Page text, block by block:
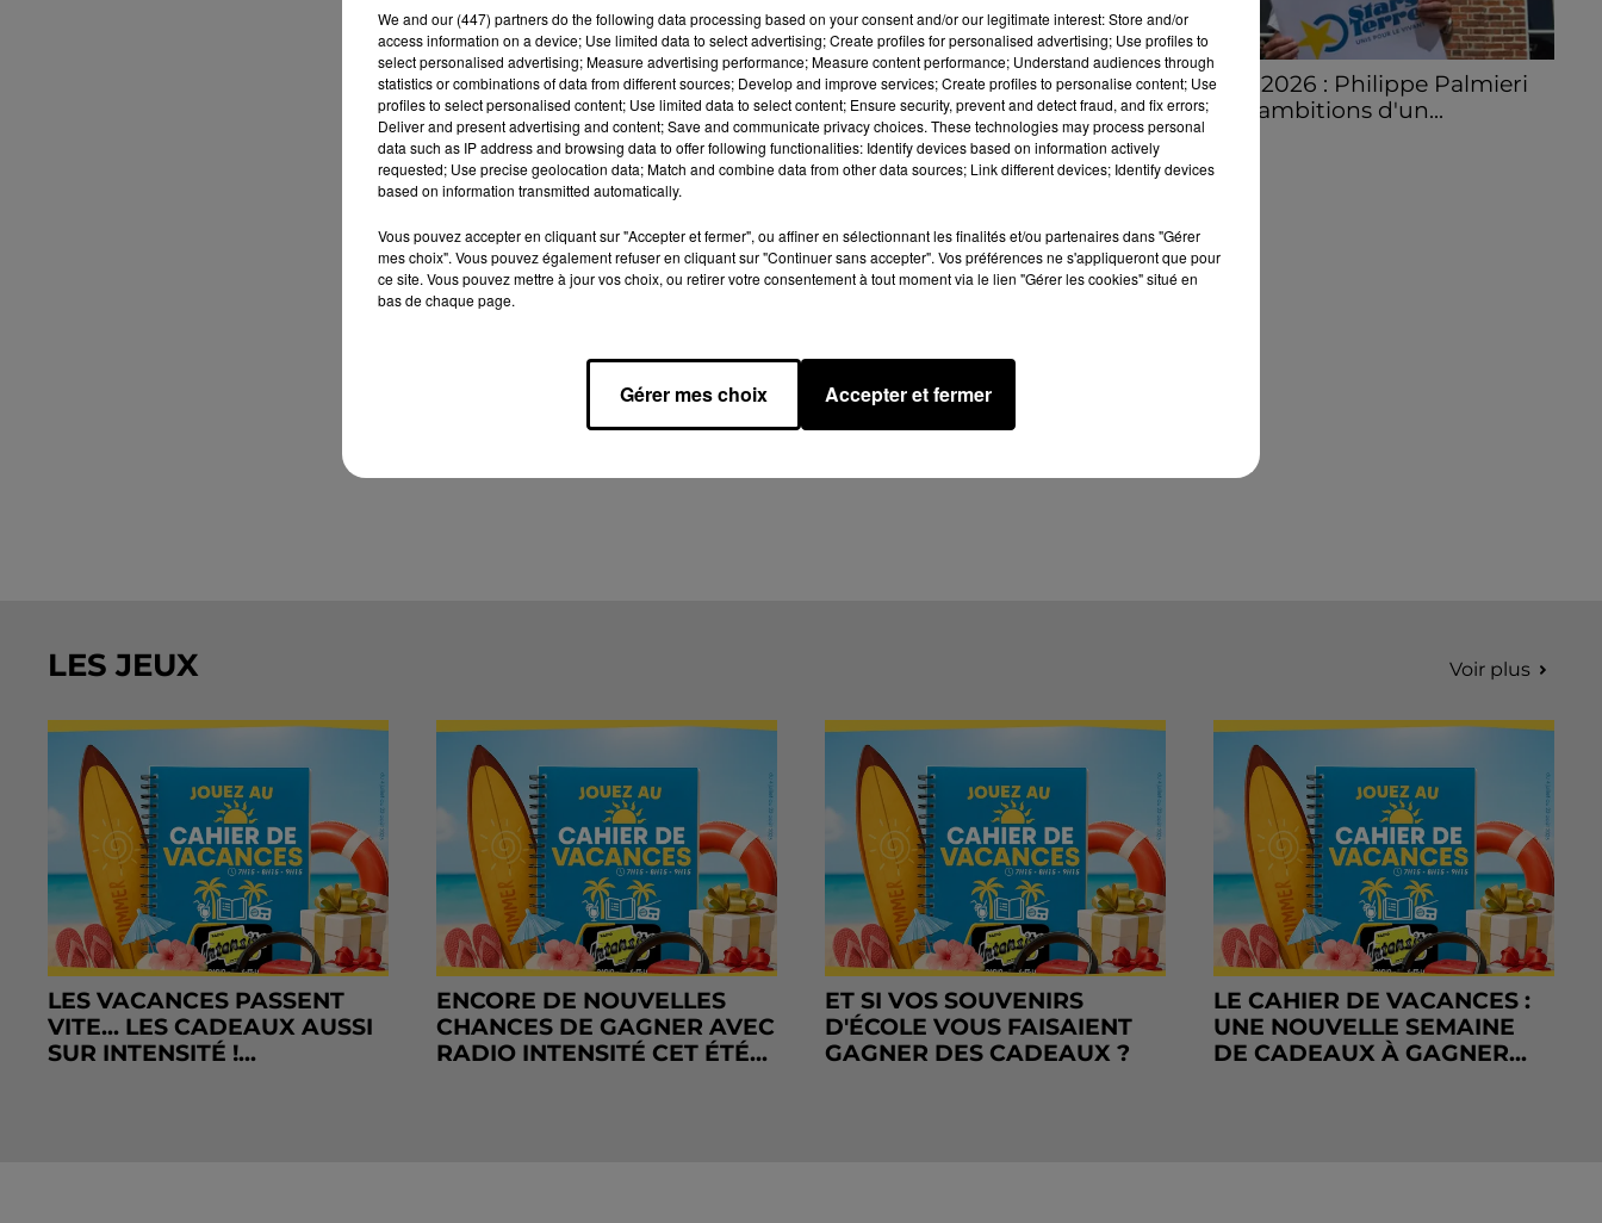
Stars'Terre 2026 : Philippe Palmieri
dévoile les ambitions d'un...
À quelques semaines de la première
édition de Stars'Terre, organisée du 18 au 20
LES JEUX Voir plus
LES VACANCES PASSENT
VITE... LES CADEAUX AUSSI
SUR INTENSITÉ !...
ENCORE DE NOUVELLES
CHANCES DE GAGNER AVEC
RADIO INTENSITÉ CET ÉTÉ...
ET SI VOS SOUVENIRS
D'ÉCOLE VOUS FAISAIENT
GAGNER DES CADEAUX ?
LE CAHIER DE VACANCES :
UNE NOUVELLE SEMAINE
DE CADEAUX À GAGNER...
We and our (447) partnersdo the following data processing based on your consent and/or our legitimate interest: Store and/or
access information on a device; Use limited data to select advertising; Create profiles for personalised advertising; Use profiles to
select personalised advertising; Measure advertising performance; Measure content performance; Understand audiences through
statistics or combinations of data from different sources; Develop and improve services; Create profiles to personalise content; Use
profiles to select personalised content; Use limited data to select content; Ensure security, prevent and detect fraud, and fix errors;
Deliver and present advertising and content; Save and communicate privacy choices. These technologies may process personal
data such as IP address and browsing data to offer following functionalities: Identify devices based on information actively
requested; Use precise geolocation data; Match and combine data from other data sources; Link different devices; Identify devices
based on information transmitted automatically.
Vous pouvez accepter en cliquant sur "Accepter et fermer", ou affiner en sélectionnant les finalités et/ou partenaires dans "Gérer
mes choix". Vous pouvez également refuser en cliquant sur "Continuer sans accepter". Vos préférences ne s'appliqueront que pour
ce site. Vous pouvez mettre à jour vos choix, ou retirer votre consentement à tout moment via le lien "Gérer les cookies" situé en
bas de chaque page.
Gérer mes choix Accepter et fermer